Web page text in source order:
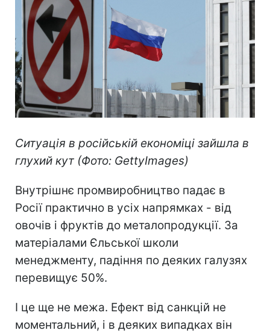
Ситуація в російській економіці зайшла в
глухий кут (Фото: GettyImages)
Внутрішнє промвиробництво падає в
Росії практично в усіх напрямках - від
овочів і фруктів до металопродукції. За
матеріалами Єльської школи
менеджменту, падіння по деяких галузях
перевищує 50%.
І це ще не межа. Ефект від санкцій не
моментальний, і в деяких випадках він